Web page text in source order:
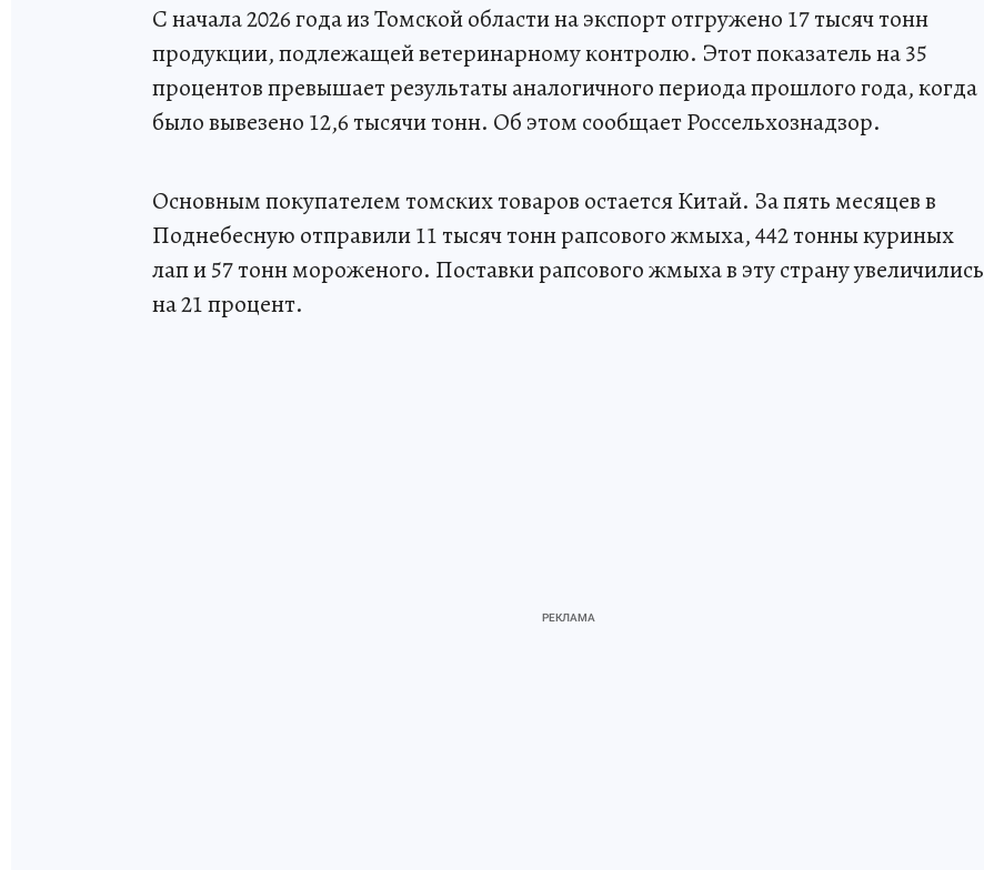
С начала 2026 года из Томской области на экспорт отгружено 17 тысяч тонн
продукции, подлежащей ветеринарному контролю. Этот показатель на 35
процентов превышает результаты аналогичного периода прошлого года, когда
было вывезено 12,6 тысячи тонн. Об этом сообщает Россельхознадзор.
Основным покупателем томских товаров остается Китай. За пять месяцев в
Поднебесную отправили 11 тысяч тонн рапсового жмыха, 442 тонны куриных
лап и 57 тонн мороженого. Поставки рапсового жмыха в эту страну увеличились
на 21 процент.